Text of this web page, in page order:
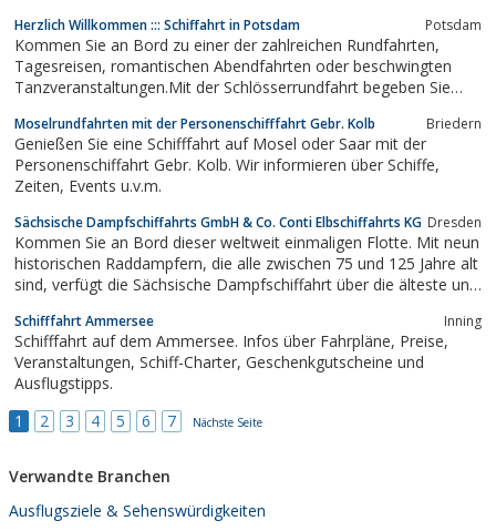
Herzlich Willkommen ::: Schiffahrt in Potsdam Potsdam
Kommen Sie an Bord zu einer der zahlreichen Rundfahrten,
Tagesreisen, romantischen Abendfahrten oder beschwingten
Tanzveranstaltungen.Mit der Schlösserrundfahrt begeben Sie
zum UNESCO Weltkulturerbe gehörende Schlösser- und
Parklandschaft diesseits und jenseits der...
Moselrundfahrten mit der Personenschifffahrt Gebr. Kolb Briedern
Genießen Sie eine Schifffahrt auf Mosel oder Saar mit der
Personenschiffahrt Gebr. Kolb. Wir informieren über Schiffe,
Zeiten, Events u.v.m.
Sächsische Dampfschiffahrts GmbH & Co. Conti Elbschiffahrts KG Dresden
Kommen Sie an Bord dieser weltweit einmaligen Flotte. Mit neun
historischen Raddampfern, die alle zwischen 75 und 125 Jahre alt
sind, verfügt die Sächsische Dampfschiffahrt über die älteste und
Schifffahrt Ammersee Inning
Schifffahrt auf dem Ammersee. Infos über Fahrpläne, Preise,
Veranstaltungen, Schiff-Charter, Geschenkgutscheine und
Ausflugstipps.
1
2 3 4 5 6 7 Nächste Seite
Verwandte Branchen
Ausflugsziele & Sehenswürdigkeiten